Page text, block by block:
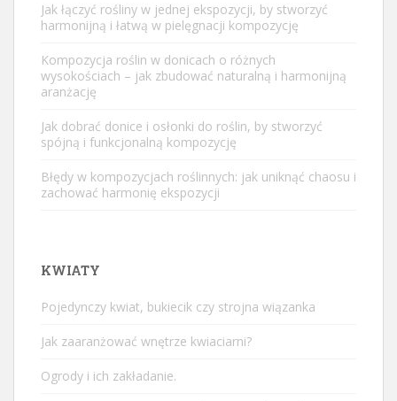
Jak łączyć rośliny w jednej ekspozycji, by stworzyć
harmonijną i łatwą w pielęgnacji kompozycję
Kompozycja roślin w donicach o różnych
wysokościach – jak zbudować naturalną i harmonijną
aranżację
Jak dobrać donice i osłonki do roślin, by stworzyć
spójną i funkcjonalną kompozycję
Błędy w kompozycjach roślinnych: jak uniknąć chaosu i
zachować harmonię ekspozycji
KWIATY
Pojedynczy kwiat, bukiecik czy strojna wiązanka
Jak zaaranżować wnętrze kwiaciarni?
Ogrody i ich zakładanie.